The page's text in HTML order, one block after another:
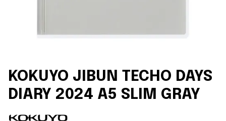
KOKUYO JIBUN TECHO DAYS
DIARY 2024 A5 SLIM GRAY
Leverantör: